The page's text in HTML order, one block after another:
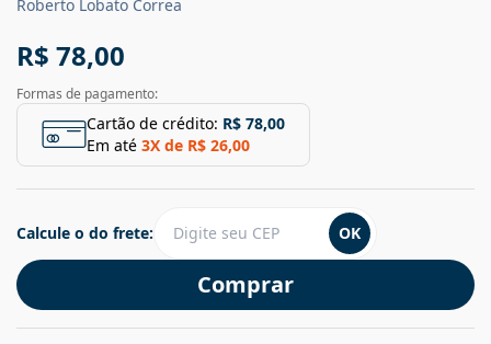
Roberto Lobato Correa
R$ 78,00
Formas de pagamento:
Cartão de crédito: R$ 78,00
Em até 3X de R$ 26,00
Comprar
Calcule o do frete: OK